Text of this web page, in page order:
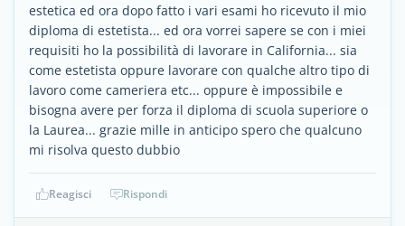
estetica ed ora dopo fatto i vari esami ho ricevuto il mio
diploma di estetista... ed ora vorrei sapere se con i miei
requisiti ho la possibilità di lavorare in California... sia
come estetista oppure lavorare con qualche altro tipo di
lavoro come cameriera etc... oppure è impossibile e
bisogna avere per forza il diploma di scuola superiore o
la Laurea... grazie mille in anticipo spero che qualcuno
mi risolva questo dubbio
Reagisci Rispondi